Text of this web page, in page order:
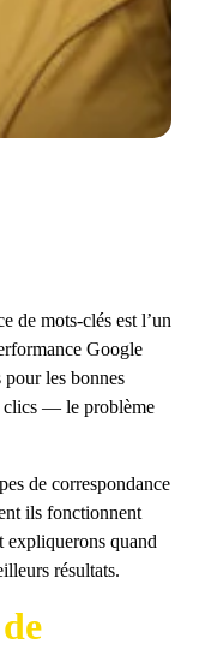
de mots-clés est l’un
Google
pour les bonnes
clics — le problème
de correspondance
ils fonctionnent
expliquerons quand
résultats.